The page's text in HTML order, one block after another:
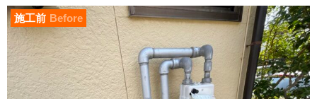
施工前 Before